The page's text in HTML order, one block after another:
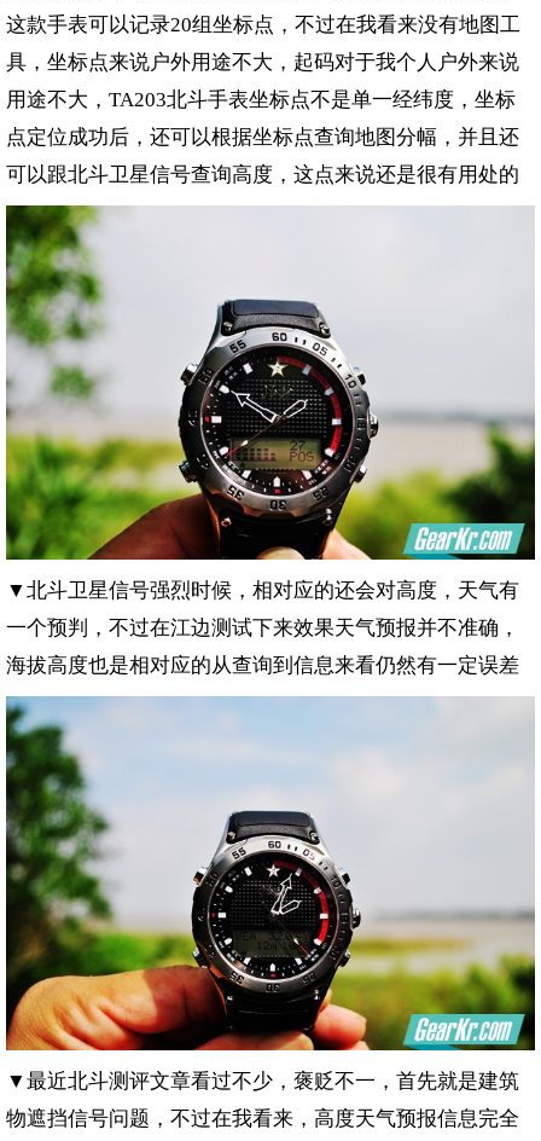
这款手表可以记录20组坐标点，不过在我看来没有地图工
具，坐标点来说户外用途不大，起码对于我个人户外来说
用途不大， TA203北斗手表坐标点不是单一经纬度，坐标
点定位成功后，还可以根据坐标点查询地图分幅，并且还
可以跟北斗卫星信号查询高度，这点来说还是很有用处的
▼北斗卫星信号强烈时候，相对应的还会对高度，天气有
一个预判，不过在江边测试下来效果天气预报并不准确，
海拔高度也是相对应的从查询到信息来看仍然有一定误差
▼最近北斗测评文章看过不少，褒贬不一，首先就是建筑
物遮挡信号问题，不过在我看来，高度天气预报信息完全